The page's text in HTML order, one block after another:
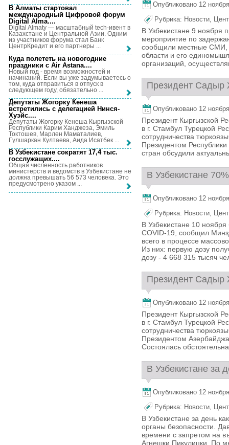
Опубликовано 12
Рубрика: Новости,
В Узбекистане 9 ноября
мероприятие по
сообщили местные СМИ,
области и его
организаций,
Президент Садыр
Опубликовано 12
Президент Кыргызской
в г. Стамбул Турецкой
сотрудничества
Президентом
стран обсудили
В Узбекистане
Опубликовано 12
Рубрика: Новости,
В Узбекистане 10
COVID-19, сообщил
всего в процессе
Из них: первую дозу
дозу - 4 668 315 тысяч
Президент Садыр
Опубликовано 12
Президент Кыргызской
в г. Стамбул Турецкой
сотрудничества
Президентом
Состоялась
В Узбекистане за
Опубликовано 12
Рубрика: Новости,
В Узбекистане за день
органы безопасности.
времени с запретом на
Агнешки Пикулицки. По
В Алматы стартовал
международный Цифровой форум
Digital Alma....
Digital Almaty — масштабный tech-ивент в
Казахстане и Центральной Азии. Одним
из участников форума стал Банк
ЦентрКредит и его партнеры ...
Куда полететь на новогодние
праздники с Air Astana....
Новый год - время возможностей и
начинаний. Если вы уже задумываетесь о
том, куда отправиться в отпуск в
следующем году, обязательно ...
Депутаты Жогорку Кенеша
встретились с делегацией Нинся-
Хуэйс....
Депутаты Жогорку Кенеша Кыргызской
Республики Карим Ханджеза, Эмиль
Токтошев, Марлен Маматалиев,
Гүлшаркан Култаева, Аида Исатбек ...
В Узбекистане сократят 17,4 тыс.
госслужащих....
Общая численность работников
министерств и ведомств в Узбекистане не
должна превышать 56 573 человека. Это
предусмотрено указом ...